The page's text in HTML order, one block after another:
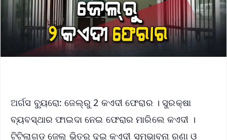
ଅର୍ଗସ ବ୍ୟୁରୋ: ଜେଲ୍‌ରୁ 2 କଏଦୀ ଫେରାର । ସୁରକ୍ଷା
ବ୍ୟବସ୍ଥାର ଫାଇଦା ନେଇ ଫେରାର ମାରିଲେ କଏଦୀ ।
ଟିଟିଲାଗଡ଼ ଜେଲ୍‌ ଭିତରୁ ଦୁଇ କଏଦୀ ସମ୍ଭାବନା ରଣା ଓ